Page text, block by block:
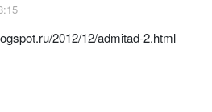
2012/12/admitad-2.html